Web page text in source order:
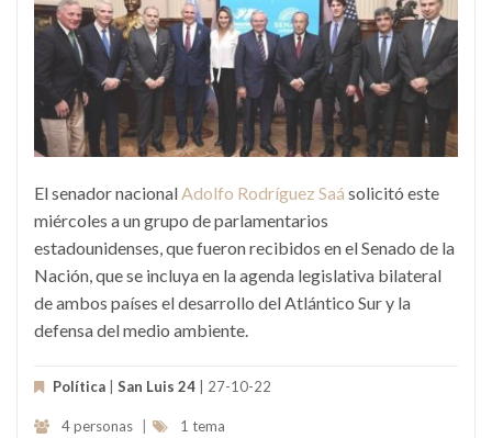
El senador nacionalAdolfo Rodríguez Saá solicitó este
miércoles a un grupo de parlamentarios
estadounidenses, que fueron recibidos en el Senado de la
Nación, que se incluya en la agenda legislativa bilateral
de ambos países el desarrollo del Atlántico Sur y la
defensa del medio ambiente.
Política San Luis 24 | 27-10-22
4 personas 1 tema